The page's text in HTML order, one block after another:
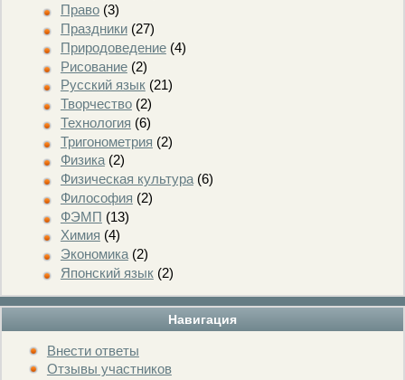
Право(3)
Праздники(27)
Природоведение(4)
Рисование(2)
Русский язык(21)
Творчество(2)
Технология (6)
Тригонометрия (2)
Физика(2)
Физическая культура(6)
Философия (2)
ФЭМП (13)
Химия (4)
Экономика(2)
Японский язык(2)
Навигация
Внести ответы
Отзывы участников